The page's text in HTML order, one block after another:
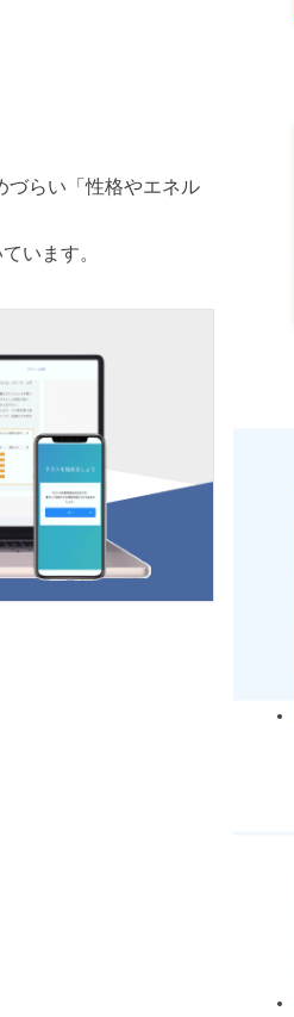
づらい「性格やエネル
います。